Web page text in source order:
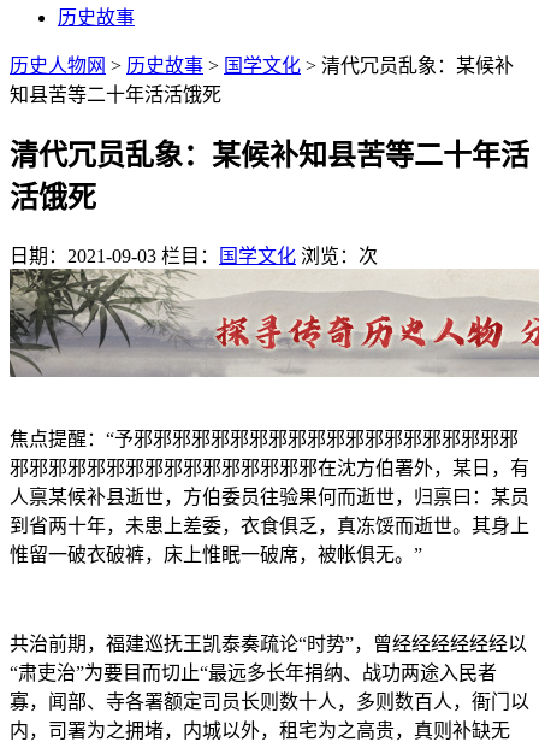
历史故事
历史人物网 > 历史故事 > 国学文化 > 清代冗员乱象：某候补
知县苦等二十年活活饿死
清代冗员乱象：某候补知县苦等二十年活
活饿死
日期：2021-09-03 栏目： 国学文化 浏览： 次
焦点提醒：“予邪邪邪邪邪邪邪邪邪邪邪邪邪邪邪邪邪邪邪邪
邪邪邪邪邪邪邪邪邪邪邪邪邪邪邪邪在沈方伯署外，某日，有
人禀某候补县逝世，方伯委员往验果何而逝世，归禀曰：某员
到省两十年，未患上差委，衣食俱乏，真冻馁而逝世。其身上
惟留一破衣破裤，床上惟眠一破席，被帐俱无。”
共治前期，福建巡抚王凯泰奏疏论“时势”，曾经经经经经经以
“肃吏治”为要目而切止“最远多长年捐纳、战功两途入民者
寡，闻部、寺各署额定司员长则数十人，多则数百人，衙门以
内，司署为之拥堵，内城以外，租宅为之高贵，真则补缺无